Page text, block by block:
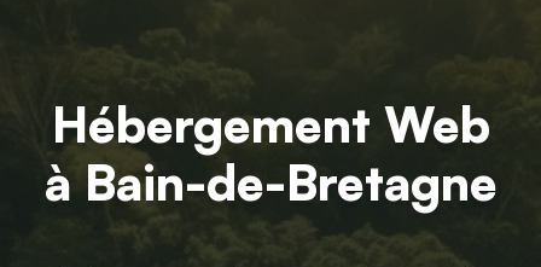
Hébergement Web
à Bain-de-Bretagne